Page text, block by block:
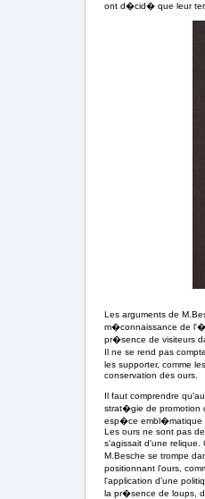
ont d�cid� que leur
Les arguments de
m�connaissance de
pr�sence de visiteurs
Il ne se rend pas
les supporter, comme
conservation des ours.
Il faut comprendre
strat�gie de promotion
esp�ce embl�matique
Les ours ne sont pas
s'agissait d'une relique.
M.Besche se trompe
positionnant l'ours,
l'application d'une
la pr�sence de loups,